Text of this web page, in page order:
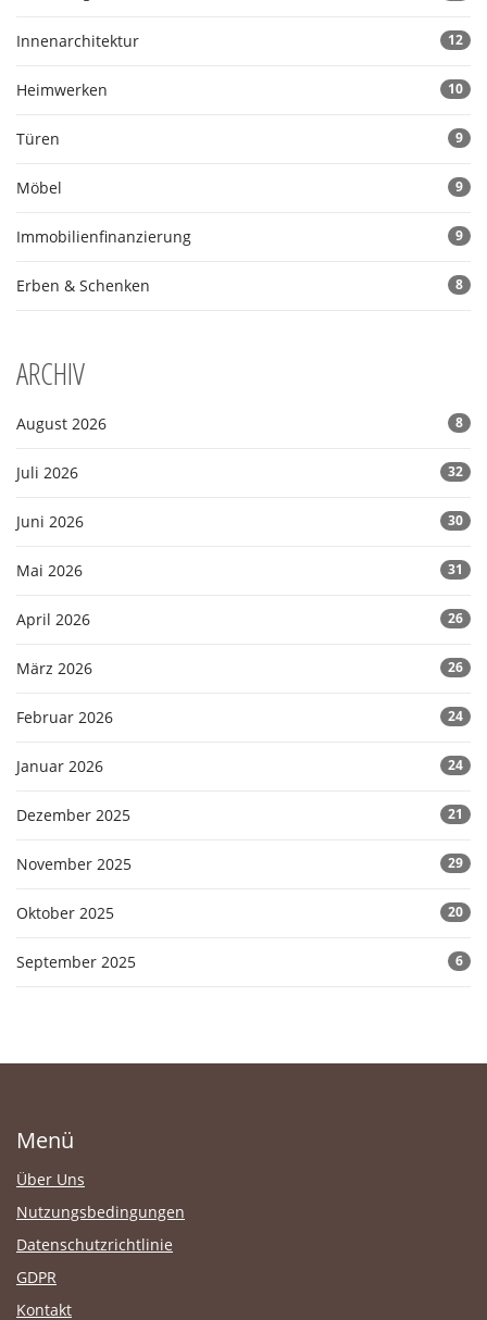
Innenarchitektur 12
Heimwerken 10
Türen 9
Möbel 9
Immobilienfinanzierung 9
Erben & Schenken 8
ARCHIV
August 2026 8
Juli 2026 32
Juni 2026 30
Mai 2026 31
April 2026 26
März 2026 26
Februar 2026 24
Januar 2026 24
Dezember 2025 21
November 2025 29
Oktober 2025 20
September 2025 6
Menü
Über Uns
Nutzungsbedingungen
Datenschutzrichtlinie
GDPR
Kontakt